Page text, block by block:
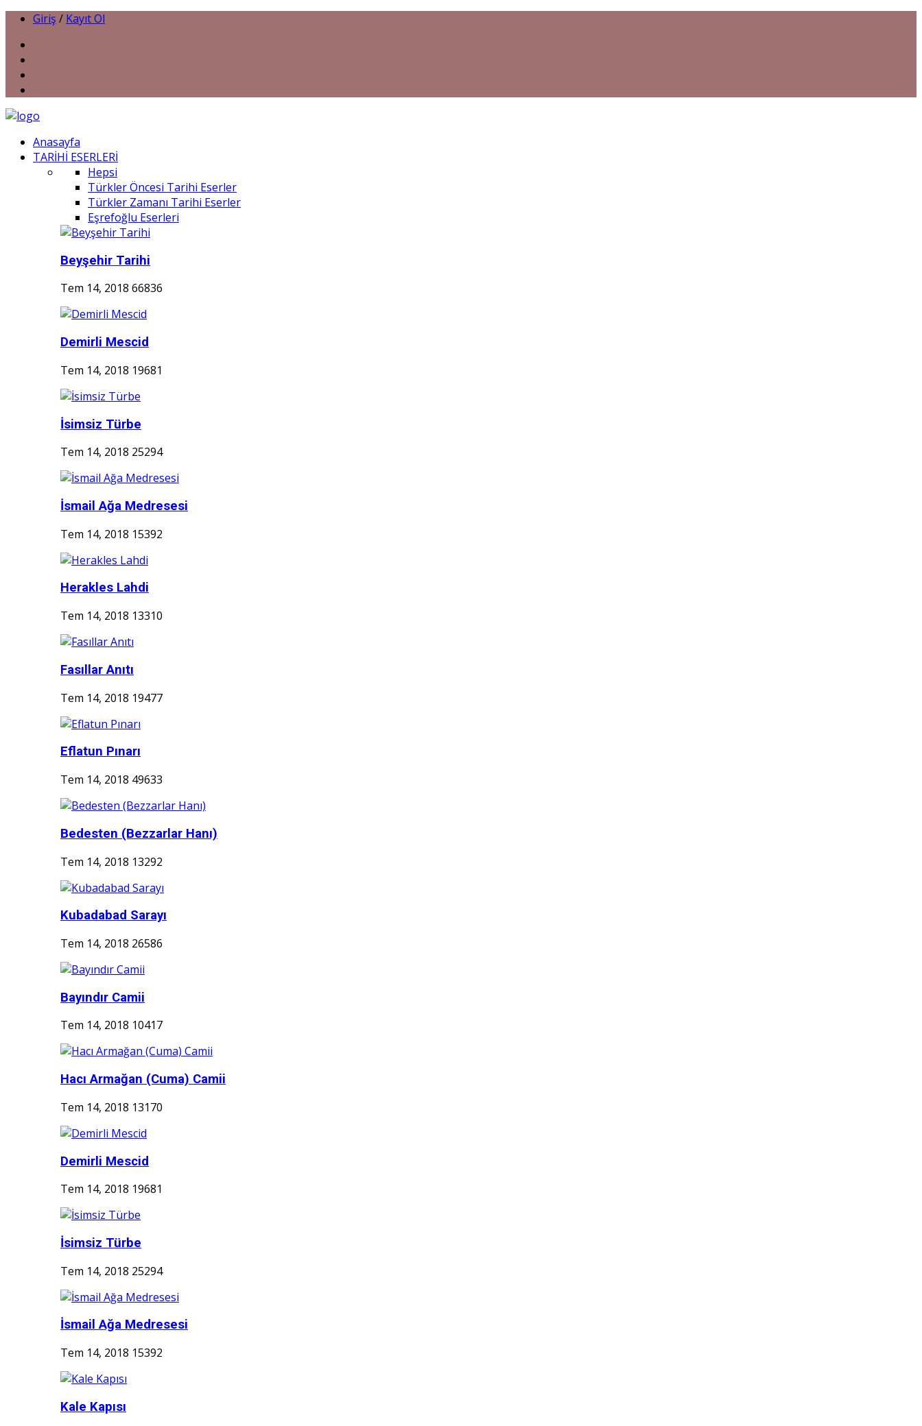
Giriş / Kayıt Ol
Anasayfa
TARİHİ ESERLERİ
Hepsi
Türkler Öncesi Tarihi Eserler
Türkler Zamanı Tarihi Eserler
Eşrefoğlu Eserleri
Beyşehir Tarihi
Tem 14, 2018 66836
Demirli Mescid
Tem 14, 2018 19681
İsimsiz Türbe
Tem 14, 2018 25294
İsmail Ağa Medresesi
Tem 14, 2018 15392
Herakles Lahdi
Tem 14, 2018 13310
Fasıllar Anıtı
Tem 14, 2018 19477
Eflatun Pınarı
Tem 14, 2018 49633
Bedesten (Bezzarlar Hanı)
Tem 14, 2018 13292
Kubadabad Sarayı
Tem 14, 2018 26586
Bayındır Camii
Tem 14, 2018 10417
Hacı Armağan (Cuma) Camii
Tem 14, 2018 13170
Demirli Mescid
Tem 14, 2018 19681
İsimsiz Türbe
Tem 14, 2018 25294
İsmail Ağa Medresesi
Tem 14, 2018 15392
Kale Kapısı